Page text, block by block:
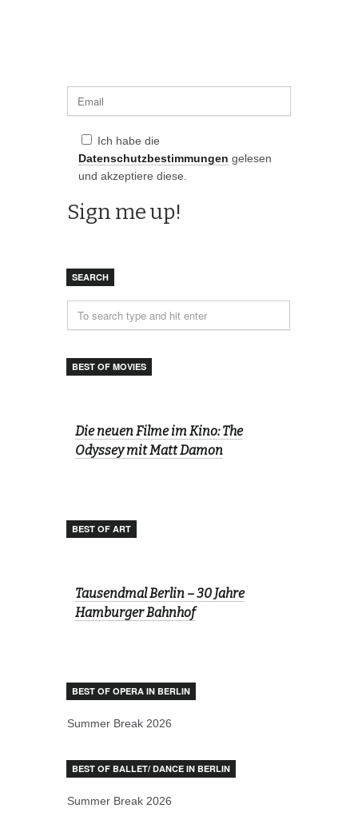
Ich habe die
Datenschutzbestimmungen gelesen
und akzeptiere diese.
SEARCH
BEST OF MOVIES
Die neuen Filme im Kino: The
Odyssey mit Matt Damon
BEST OF ART
Tausendmal Berlin – 30 Jahre
Hamburger Bahnhof
BEST OF OPERA IN BERLIN
Summer Break 2026
BEST OF BALLET/ DANCE IN BERLIN
Summer Break 2026